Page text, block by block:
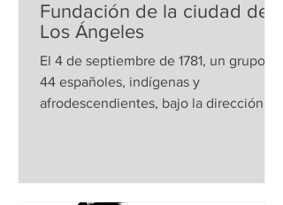
Fundación de la ciudad de
Los Ángeles
El 4 de septiembre de 1781, un grupo de
44 españoles, indígenas y
afrodescendientes, bajo la dirección